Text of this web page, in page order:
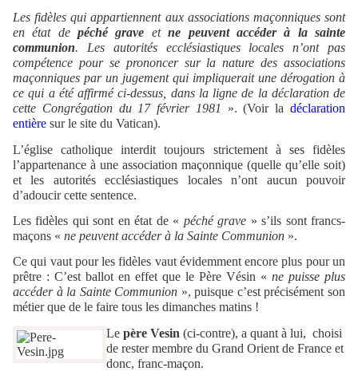
Les fidèles qui appartiennent aux associations maçonniques sont
en état depéché grave etne peuvent accéder à la sainte
communion. Les autorités ecclésiastiques locales n’ont pas
compétence pour se prononcer sur la nature des associations
maçonniques par un jugement qui impliquerait une dérogation à
ce qui a été affirmé ci-dessus, dans la ligne de la déclaration de
cette Congrégation du 17 février 1981
». (Voir ladéclaration
entière sur le site du Vatican).
L’église catholique interdit toujours strictement à ses fidèles
l’appartenance à une association maçonnique (quelle qu’elle soit)
et les autorités ecclésiastiques locales n’ont aucun pouvoir
d’adoucir cette sentence.
Les fidèles qui sont en état de « péché grave » s’ils sont francs-
maçons « ne peuvent accéder à la Sainte Communion ».
Ce qui vaut pour les fidèles vaut évidemment encore plus pour un
prêtre : C’est ballot en effet que le Père Vésin « ne puisse plus
accéder à la Sainte Communion », puisque c’est précisément son
métier que de le faire tous les dimanches matins !
Le père Vesin (ci-contre), a quant à lui, choisi
de rester membre du Grand Orient de France et
donc, franc-maçon.